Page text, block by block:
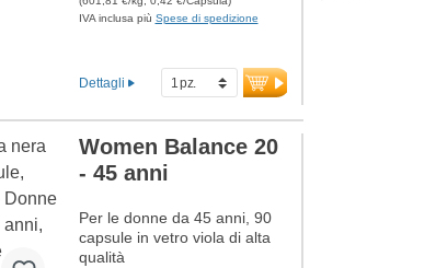
sanguigni. Le vitamine del
IVA inclusa più Spese di spedizione
Dettagli
Women Balance 20
- 45 anni
Per le donne da 45 anni, 90
capsule in vetro viola di alta
qualità